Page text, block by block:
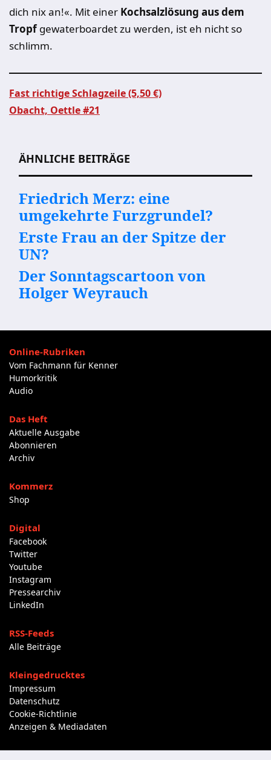
dich nix an!«. Mit einer Kochsalzlösung aus dem
Tropfgewaterboardet zu werden, ist eh nicht so
schlimm.
Fast richtige Schlagzeile (5,50 €)
Obacht, Oettle #21
ÄHNLICHE BEITRÄGE
Friedrich Merz: eine
umgekehrte Furzgrundel?
Erste Frau an der Spitze der
UN?
Der Sonntagscartoon von
Holger Weyrauch
Online-Rubriken
Vom Fachmann für Kenner
Humorkritik
Audio
Das Heft
Aktuelle Ausgabe
Abonnieren
Archiv
Kommerz
Shop
Digital
Facebook
Twitter
Youtube
Instagram
Pressearchiv
LinkedIn
RSS-Feeds
Alle Beiträge
Kleingedrucktes
Impressum
Datenschutz
Cookie-Richtlinie
Anzeigen & Mediadaten